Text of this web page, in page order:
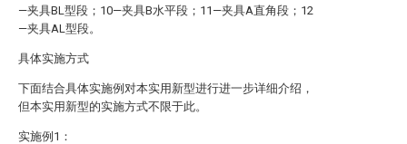
—夹具BL型段；10—夹具B水平段；11—夹具A直角段；12
—夹具AL型段。
具体实施方式
下面结合具体实施例对本实用新型进行进一步详细介绍，
但本实用新型的实施方式不限于此。
实施例1：